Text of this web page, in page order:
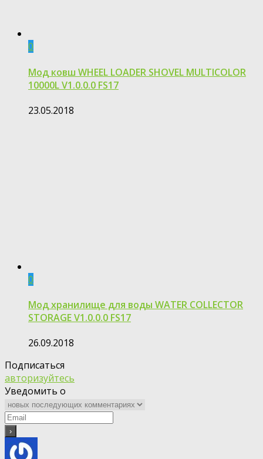
0
Мод ковш WHEEL LOADER SHOVEL MULTICOLOR
10000L V1.0.0.0 FS17
23.05.2018
0
Мод хранилище для воды WATER COLLECTOR
STORAGE V1.0.0.0 FS17
26.09.2018
Подписаться
авторизуйтесь
Уведомить о